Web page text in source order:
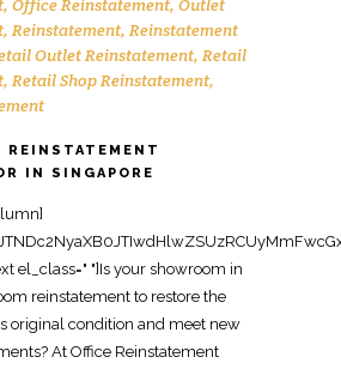
, Office Reinstatement, Outlet
, Reinstatement, Reinstatement
Outlet Reinstatement, Retail
, Retail Shop Reinstatement,
REINSTATEMENT
IN SINGAPORE